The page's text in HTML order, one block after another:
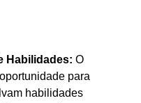
Habilidades: O
para
habilidades